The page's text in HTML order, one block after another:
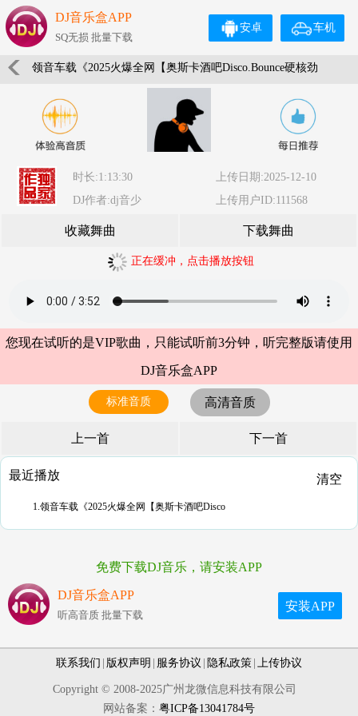
DJ音乐盒APP
SQ无损 批量下载
车机
安卓
领音车载《2025火爆全网【奥斯卡酒吧Disco.Bounce硬核劲
嗨NO.9】弹跳重低音》(Dj音少Mix)
时长:1:13:30
上传日期:2025-12-10
DJ作者:dj音少
上传用户ID:111568
收藏舞曲 下载舞曲
正在缓冲，点击播放按钮
您现在试听的是VIP歌曲，只能试听前3分钟，听完整版请使用
DJ音乐盒APP
标准音质 高清音质
上一首 下一首
最近播放 清空
1.领音车载《2025火爆全网【奥斯卡酒吧Disco
免费下载DJ音乐，请安装APP
DJ音乐盒APP
听高音质 批量下载
安装APP
联系我们 版权声明 服务协议 隐私政策 上传协议
Copyright © 2008-2025广州龙微信息科技有限公司
网站备案： 粤ICP备13041784号